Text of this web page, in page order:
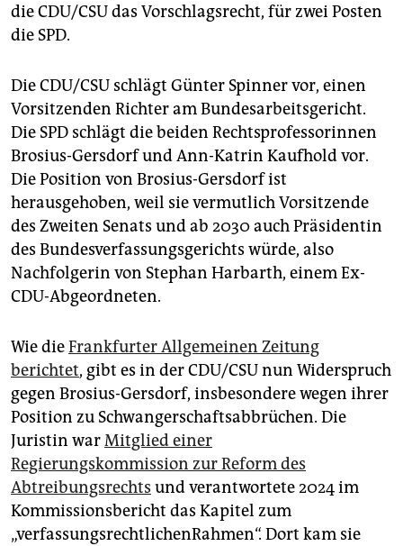
die CDU/CSU das Vorschlagsrecht, für zwei Posten
die SPD.
Die CDU/CSU schlägt Günter Spinner vor, einen
Vorsitzenden Richter am Bundesarbeitsgericht.
Die SPD schlägt die beiden Rechtsprofessorinnen
Brosius-Gersdorf und Ann-Katrin Kaufhold vor.
Die Position von Brosius-Gersdorf ist
herausgehoben, weil sie vermutlich Vorsitzende
des Zweiten Senats und ab 2030 auch Präsidentin
des Bundesverfassungsgerichts würde, also
Nachfolgerin von Stephan Harbarth, einem Ex-
CDU-Abgeordneten.
Wie dieFrankfurter Allgemeinen Zeitung
berichtet, gibt es in der CDU/CSU nun Widerspruch
gegen Brosius-Gersdorf, insbesondere wegen ihrer
Position zu Schwangerschaftsabbrüchen. Die
Juristin warMitglied einer
Regierungskommission zur Reform des
Abtreibungsrechts und verantwortete 2024 im
Kommissionsbericht das Kapitel zum
„verfassungsrechtlichenRahmen“. Dort kam sie